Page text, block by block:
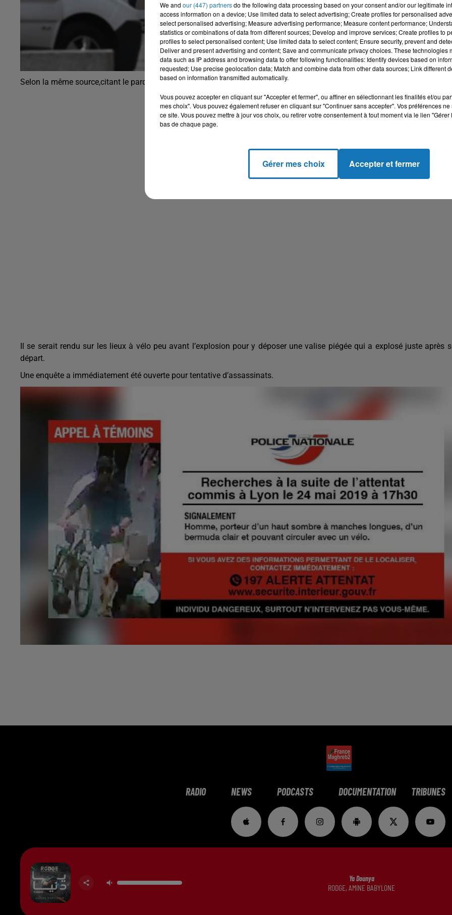
Selon la même source,citant le parquet de Lyon, un homme serait activement recherché par les forces de l’ordre.
Il se serait rendu sur les lieux à vélo peu avant l’explosion pour y déposer une valise piégée qui a explosé juste après
départ.
Une enquête a immédiatement été ouverte pour tentative d’assassinats.
RADIO NEWS PODCASTS DOCUMENTATION TRIBUNES
Ya Dounya
RODGE, AMINE BABYLONE
We and our (447) partnersdo the following data processing based on your consent and/or our legitimate
access information on a device; Use limited data to select advertising; Create profiles for personalised
select personalised advertising; Measure advertising performance; Measure content performance;
statistics or combinations of data from different sources; Develop and improve services; Create profiles to
profiles to select personalised content; Use limited data to select content; Ensure security, prevent and
Deliver and present advertising and content; Save and communicate privacy choices. These technologies
data such as IP address and browsing data to offer following functionalities: Identify devices based on
requested; Use precise geolocation data; Match and combine data from other data sources; Link different
based on information transmitted automatically.
Vous pouvez accepter en cliquant sur "Accepter et fermer", ou affiner en sélectionnant les finalités et/ou
mes choix". Vous pouvez également refuser en cliquant sur "Continuer sans accepter". Vos préférences
ce site. Vous pouvez mettre à jour vos choix, ou retirer votre consentement à tout moment via le lien
bas de chaque page.
Gérer mes choix Accepter et fermer